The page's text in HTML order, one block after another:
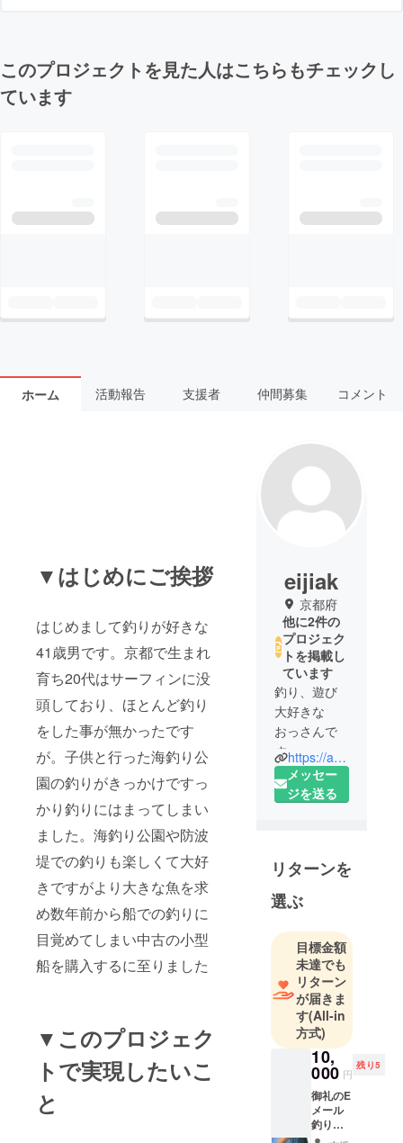
このプロジェクトを見た人はこちらもチェックし
ています
ホーム 活動報告 支援者 仲間募集 コメント
▼はじめにご挨拶
はじめまして釣りが好きな
41歳男です。京都で生まれ
育ち20代はサーフィンに没
頭しており、ほとんど釣り
をした事が無かったです
が。子供と行った海釣り公
園の釣りがきっかけですっ
かり釣りにはまってしまい
ました。海釣り公園や防波
堤での釣りも楽しくて大好
きですがより大きな魚を求
め数年前から船での釣りに
目覚めてしまい中古の小型
船を購入するに至りました
▼このプロジェク
トで実現したいこ
と
eijiak
京都府
他に2件の
プロジェク
トを掲載し
ています
釣り、遊び
大好きな
おっさんで
す。
みなさんに
も楽しさを
釣り日記書
いてます。
https://ameblo.jp/eijiak
メッセー
ジを送る
リターンを
選ぶ
目標金額
未達でも
リターン
が届きま
す(All-in
方式)
10,
000 円
残り5
御礼のE
メール
釣りチ
ケット